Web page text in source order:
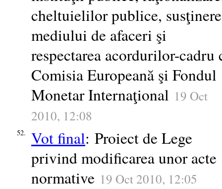
cheltuielilor publice,
mediului de afaceri şi
respectarea acordurilor-cadru
Comisia Europeană şi Fondul
Monetar Internaţional 19 Oct
2010, 12:08
52. Vot final: Proiect de Lege
privind modificarea unor acte
normative 19 Oct 2010, 12:05